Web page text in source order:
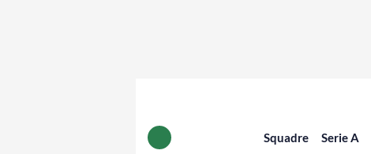
Squadre Serie A